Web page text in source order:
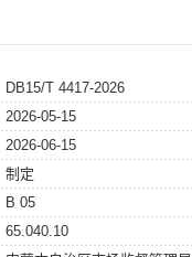
DB15/T 4417-2026
2026-05-15
2026-06-15
制定
B 05
65.040.10